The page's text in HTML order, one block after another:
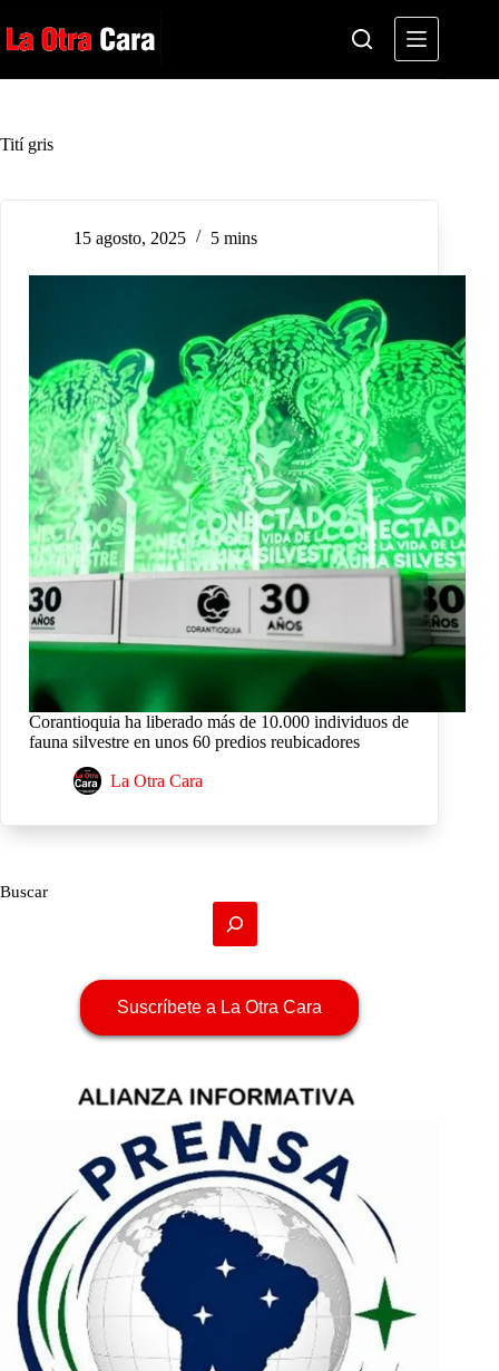
al
contenido
Tití gris
15 agosto, 2025 5 mins
Corantioquia ha liberado más de 10.000 individuos de
fauna silvestre en unos 60 predios reubicadores
La Otra Cara
Buscar
Suscríbete a La Otra Cara